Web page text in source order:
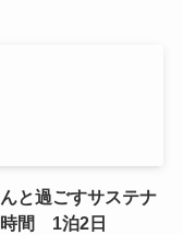
と過ごすサステナ
時間 1泊2日